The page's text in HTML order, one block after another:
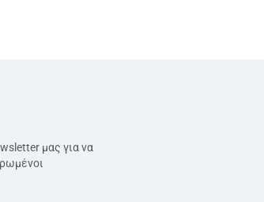
μας για να